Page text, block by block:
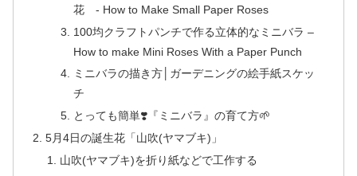
花 - How to Make Small Paper Roses
100均クラフトパンチで作る立体的なミニバラ –
How to make Mini Roses With a Paper Punch
ミニバラの描き方│ガーデニングの絵手紙スケッ
チ
とっても簡単❣️『ミニバラ』の育て方🌱
5月4日の誕生花「山吹(ヤマブキ)」
山吹(ヤマブキ)を折り紙などで工作する